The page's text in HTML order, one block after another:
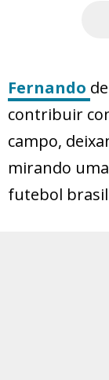
Fernando
contribuir
campo,
mirando
futebol